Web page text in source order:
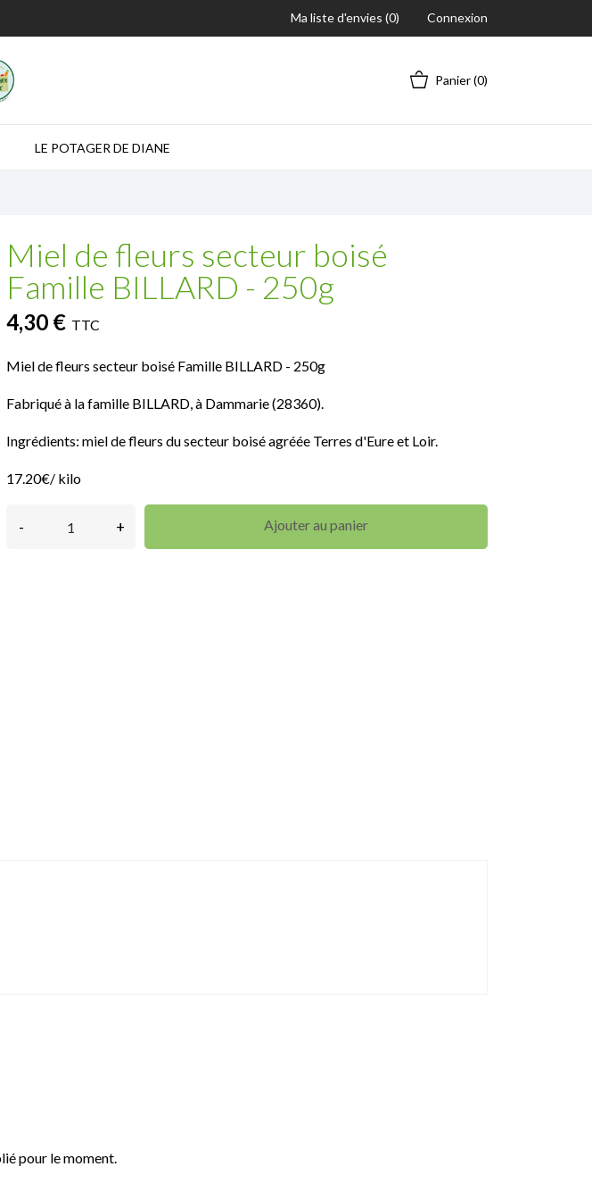
Ma liste d'envies (0) Connexion
Panier(0)
LE POTAGER DE DIANE
Miel de fleurs secteur boisé
Famille BILLARD - 250g
4,30 € TTC
Miel de fleurs secteur boisé Famille BILLARD - 250g
Fabriqué à la famille BILLARD, à Dammarie (28360).
Ingrédients: miel de fleurs du secteur boisé agréée Terres d'Eure et Loir.
17.20€/ kilo
- + Ajouter au panier
pour le moment.